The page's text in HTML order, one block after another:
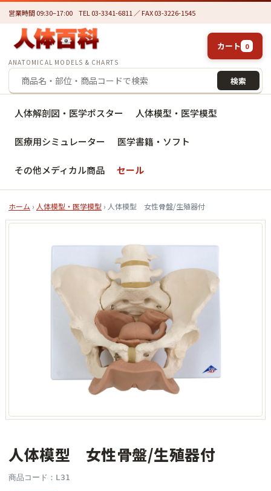
営業時間 09:30–17:00 TEL 03-3341-6811 ／ FAX 03-3226-1545
ANATOMICAL MODELS & CHARTS
検索
カート 0
人体解剖図・医学ポスター 人体模型・医学模型
医療用シミュレーター 医学書籍・ソフト
その他メディカル商品 セール
ホーム › 人体模型・医学模型 › 人体模型 女性骨盤/生殖器付
人体模型 女性骨盤/生殖器付
商品コード：L31